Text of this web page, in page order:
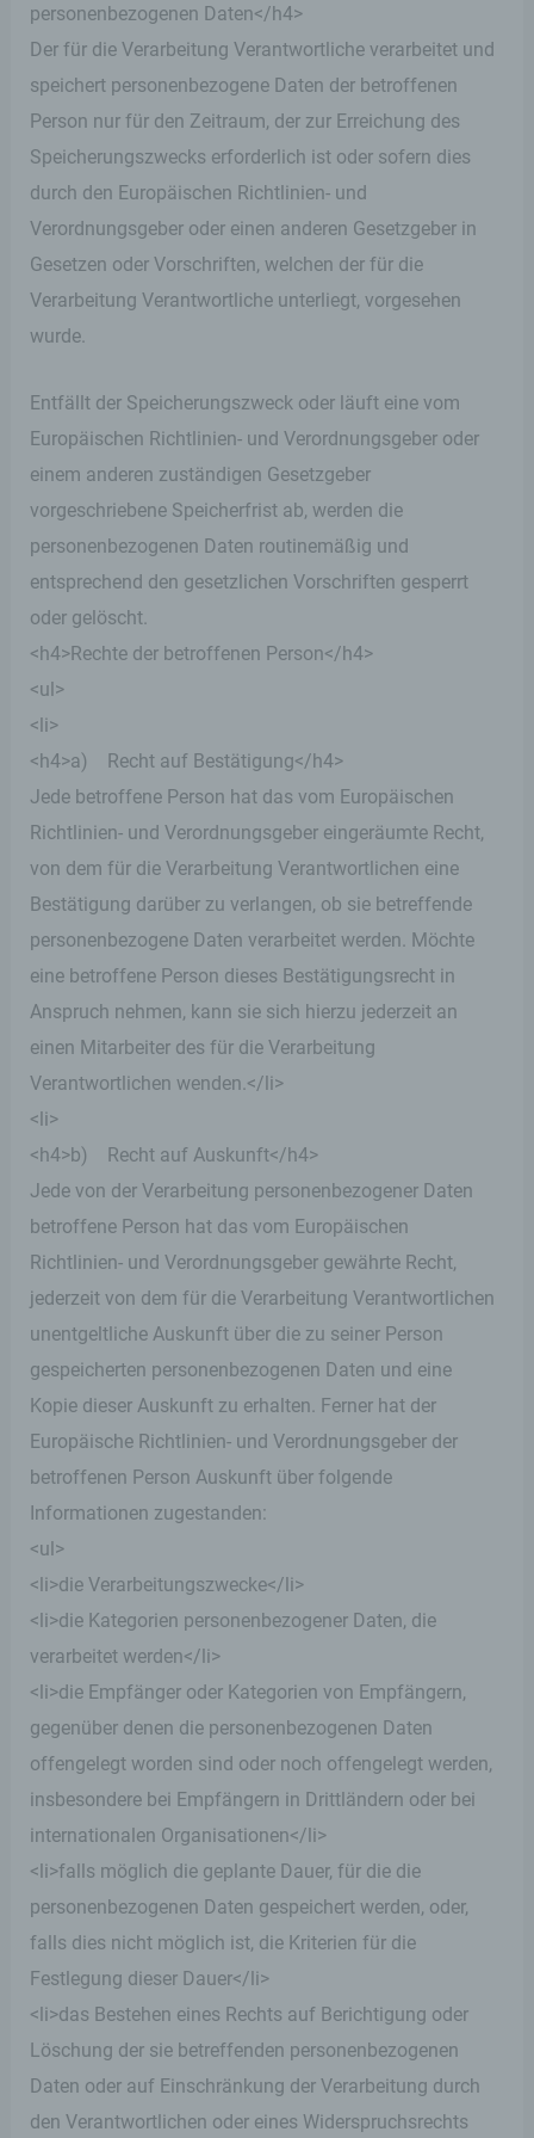
personenbezogenen Daten</h4>
Der für die Verarbeitung Verantwortliche verarbeitet und
speichert personenbezogene Daten der betroffenen
Person nur für den Zeitraum, der zur Erreichung des
Speicherungszwecks erforderlich ist oder sofern dies
durch den Europäischen Richtlinien- und
Verordnungsgeber oder einen anderen Gesetzgeber in
Gesetzen oder Vorschriften, welchen der für die
Verarbeitung Verantwortliche unterliegt, vorgesehen
wurde.
Entfällt der Speicherungszweck oder läuft eine vom
Europäischen Richtlinien- und Verordnungsgeber oder
einem anderen zuständigen Gesetzgeber
vorgeschriebene Speicherfrist ab, werden die
personenbezogenen Daten routinemäßig und
entsprechend den gesetzlichen Vorschriften gesperrt
oder gelöscht.
<h4>Rechte der betroffenen Person</h4>
<ul>
<li>
<h4>a) Recht auf Bestätigung</h4>
Jede betroffene Person hat das vom Europäischen
Richtlinien- und Verordnungsgeber eingeräumte Recht,
von dem für die Verarbeitung Verantwortlichen eine
Bestätigung darüber zu verlangen, ob sie betreffende
personenbezogene Daten verarbeitet werden. Möchte
eine betroffene Person dieses Bestätigungsrecht in
Anspruch nehmen, kann sie sich hierzu jederzeit an
einen Mitarbeiter des für die Verarbeitung
Verantwortlichen wenden.</li>
<li>
<h4>b) Recht auf Auskunft</h4>
Jede von der Verarbeitung personenbezogener Daten
betroffene Person hat das vom Europäischen
Richtlinien- und Verordnungsgeber gewährte Recht,
jederzeit von dem für die Verarbeitung Verantwortlichen
unentgeltliche Auskunft über die zu seiner Person
gespeicherten personenbezogenen Daten und eine
Kopie dieser Auskunft zu erhalten. Ferner hat der
Europäische Richtlinien- und Verordnungsgeber der
betroffenen Person Auskunft über folgende
Informationen zugestanden:
<ul>
<li>die Verarbeitungszwecke</li>
<li>die Kategorien personenbezogener Daten, die
verarbeitet werden</li>
<li>die Empfänger oder Kategorien von Empfängern,
gegenüber denen die personenbezogenen Daten
offengelegt worden sind oder noch offengelegt werden,
insbesondere bei Empfängern in Drittländern oder bei
internationalen Organisationen</li>
<li>falls möglich die geplante Dauer, für die die
personenbezogenen Daten gespeichert werden, oder,
falls dies nicht möglich ist, die Kriterien für die
Festlegung dieser Dauer</li>
<li>das Bestehen eines Rechts auf Berichtigung oder
Löschung der sie betreffenden personenbezogenen
Daten oder auf Einschränkung der Verarbeitung durch
den Verantwortlichen oder eines Widerspruchsrechts
Eingabemaske, die für die Registrierung
verwendet wird. Die von der betroffenen Person
eingegebenen personenbezogenen Daten werden
ausschließlich für die interne Verwendung bei dem
für die Verarbeitung Verantwortlichen und für
eigene Zwecke erhoben und gespeichert. Der für
die Verarbeitung Verantwortliche kann die
Auftragsverarbeiter, beispielsweise einen
Paketdienstleister, veranlassen, der die
personenbezogenen Daten ebenfalls
ausschließlich für eine interne Verwendung, die
dem für die Verarbeitung Verantwortlichen
zuzurechnen ist, nutzt.
für die Verarbeitung Verantwortlichen wird ferner
die vom Internet-Service-Provider (ISP) der
betroffenen Person vergebene IP-Adresse, das
Datum sowie die Uhrzeit der Registrierung
gespeichert. Die Speicherung dieser Daten erfolgt
vor dem Hintergrund, dass nur so der Missbrauch
unserer Dienste verhindert werden kann, und
diese Daten im Bedarfsfall ermöglichen,
begangene Straftaten aufzuklären. Insofern ist die
Speicherung dieser Daten zur Absicherung des für
die Verarbeitung Verantwortlichen erforderlich.
Eine Weitergabe dieser Daten an Dritte erfolgt
grundsätzlich nicht, sofern keine gesetzliche
der Strafverfolgung dient.
Die Registrierung der betroffenen Person unter
freiwilliger Angabe personenbezogener Daten
dient dem für die Verarbeitung Verantwortlichen
dazu, der betroffenen Person Inhalte oder
Leistungen anzubieten, die aufgrund der Natur der
Sache nur registrierten Benutzern angeboten
werden können. Registrierten Personen steht die
Möglichkeit frei, die bei der Registrierung
angegebenen personenbezogenen Daten
jederzeit abzuändern oder vollständig aus dem
Datenbestand des für die Verarbeitung
Verantwortlichen löschen zu lassen.
Auskunft darüber, welche personenbezogenen
Ferner berichtigt oder löscht der für die
Verarbeitung Verantwortliche personenbezogene
Person, soweit dem keine gesetzlichen
Aufbewahrungspflichten entgegenstehen. Die
Verantwortlichen stehen der betroffenen Person in
diesem Zusammenhang als Ansprechpartner zur
Kontaktmöglichkeit über die Internetseite
Die Internetseite enthält aufgrund von gesetzlichen
Vorschriften Angaben, die eine schnelle
elektronische Kontaktaufnahme zu unserem
Unternehmen sowie eine unmittelbare
Kommunikation mit uns ermöglichen, was
ebenfalls eine allgemeine Adresse der
Adresse) umfasst. Sofern eine betroffene Person
per E-Mail oder über ein Kontaktformular den
Verantwortlichen aufnimmt, werden die von der
betroffenen Person übermittelten
personenbezogenen Daten automatisch
gespeichert. Solche auf freiwilliger Basis von einer
betroffenen Person an den für die Verarbeitung
Verantwortlichen übermittelten
personenbezogenen Daten werden für Zwecke der
betroffenen Person gespeichert. Es erfolgt keine
Weitergabe dieser personenbezogenen Daten an
Kommentarfunktion im Blog auf der
Internetseite
Wir bieten den Nutzern auf einem Blog, der sich
auf der Internetseite des für die Verarbeitung
Verantwortlichen befindet, die Möglichkeit,